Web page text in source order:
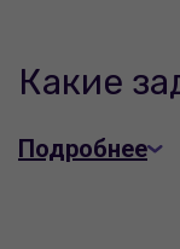
Какие
Подробнее